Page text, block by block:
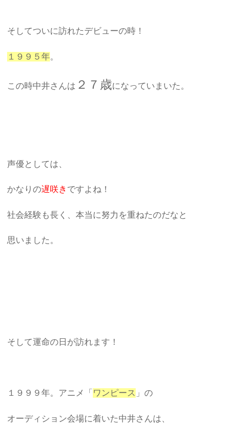
そしてついに訪れたデビューの時！
１９９５年。
この時中井さんは ２７歳になっていまいた。
声優としては、
かなりの遅咲き ですよね！
社会経験も長く、本当に努力を重ねたのだなと
思いました。
そして運命の日が訪れます！
１９９９年。アニメ「 ワンピース 」の
オーディション会場に着いた中井さんは、